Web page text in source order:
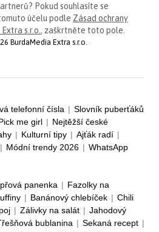
Pokud souhlasíte se
účelu podle Zásad ochrany
s.r.o. , zaškrtněte toto pole.
BurdaMedia Extra s.r.o.
telefonní čísla | Slovník puberťáků
me girl | Nejtěžší české
| Kulturní tipy | Ajťák radí |
| Módní trendy 2026 | WhatsApp
panenka | Fazolky na
| Banánový chlebíček | Chili
| Zálivky na salát | Jahodový
bublanina | Sekaná recept |